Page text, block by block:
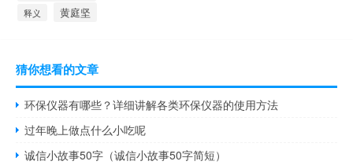
释义 黄庭坚
猜你想看的文章
环保仪器有哪些？详细讲解各类环保仪器的使用方法
过年晚上做点什么小吃呢
诚信小故事50字（诚信小故事50字简短）